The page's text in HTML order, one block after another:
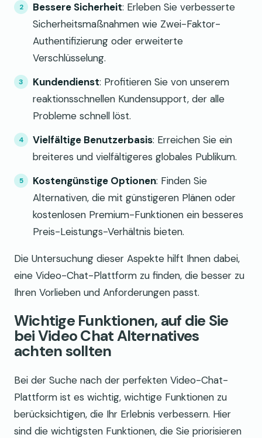
Bessere Sicherheit: Erleben Sie verbesserte
Sicherheitsmaßnahmen wie Zwei-Faktor-
Authentifizierung oder erweiterte
Verschlüsselung.
Kundendienst: Profitieren Sie von unserem
reaktionsschnellen Kundensupport, der alle
Probleme schnell löst.
Vielfältige Benutzerbasis: Erreichen Sie ein
breiteres und vielfältigeres globales Publikum.
Kostengünstige Optionen: Finden Sie
Alternativen, die mit günstigeren Plänen oder
kostenlosen Premium-Funktionen ein besseres
Preis-Leistungs-Verhältnis bieten.
Die Untersuchung dieser Aspekte hilft Ihnen dabei,
eine Video-Chat-Plattform zu finden, die besser zu
Ihren Vorlieben und Anforderungen passt.
Wichtige Funktionen, auf die Sie
bei Video Chat Alternatives
achten sollten
Bei der Suche nach der perfekten Video-Chat-
Plattform ist es wichtig, wichtige Funktionen zu
berücksichtigen, die Ihr Erlebnis verbessern. Hier
sind die wichtigsten Funktionen, die Sie priorisieren